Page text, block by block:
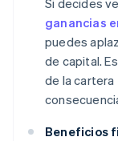
Si decides
ganancias
puedes
de capital.
de la
Beneficios